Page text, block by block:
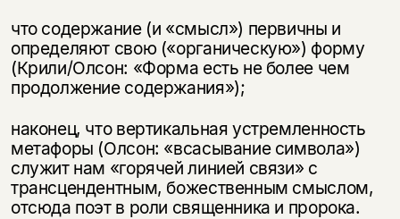
что содержание (и «смысл») первичны и
определяют свою («органическую») форму
(Крили/Олсон: «Форма есть не более чем
продолжение содержания»);
наконец, что вертикальная устремленность
метафоры (Олсон: «всасывание символа»)
служит нам «горячей линией связи» с
трансцендентным, божественным смыслом,
отсюда поэт в роли священника и пророка.